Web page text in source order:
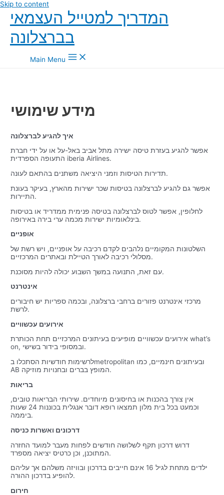
Skip to content
המדריך למטייל העצמאי
בברצלונה
Main Menu
מידע שימושי
איך להגיע לברצלונה
אפשר להגיע בעזרת טיסה ישירה מתל אביב באל-על או על ידי חברת
התעופה הספרדית iberia Airlines.
תדירות הטיסות וזמני היציאה משתנים בהתאם לעונה.
אפשר גם להגיע לברצלונה בטיסות שכר ישירות מהארץ, בעיקר בעונת
התיירות.
לחלופין, אפשר לטוס לברצלונה בטיסה פנימית ממדריד או בטיסות
בינלאומיות ישירות מכמה ערי בירה באירופה.
אופניים
השלטונות המקומיים נלהבים לקדם רכיבה על אופניים, ויש רשת של
מסלולי רכיבה לאורך הטיילת ובאתרים המרכזיים.
עם זאת, התנועה במשך השבוע יכולה להיות מסוכנת.
אינטרנט
מרכזי אינטרנט פזורים ברחבי ברצלונה, ובכמה ספריות יש חיבורים
לרשת.
אירועים עכשוויים
אירועים עכשוויים מופיעים בעיתונים המרכזיים תחת הכותרת what’s
on, ובמסופי בידור בשישי.
לרשימות חודשיות הסתכלו בmetropolitan ובעיתונים חינמיים, כמו
AB המופץ בברים ובחנויות מוזיקה.
בריאות
אין צורך בהכנות או בחיסונים מיוחדים. שירותי הבריאות טובים,
וכמעט בכל בית מלון תמצאו רופא דובר אנגלית בכוננות 24 שעות
ביממה.
דרכונים ואשרות כניסה
דרוש דרכון תקף לשלושה חודשים לפחות מעבר למועד החזרה
המתוכנן, וכן כרטיס יציאה מספרד.
ילדים מתחת לגיל 16 אינם חייבים בדרכון ובוויזה משלהם אך עליהם
להופיע בדרכון ההורה.
חירום